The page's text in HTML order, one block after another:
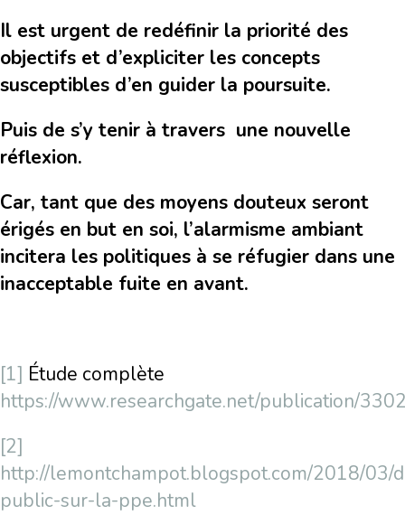
Il est urgent de redéfinir la priorité des
objectifs et d’expliciter les concepts
susceptibles d’en guider la poursuite.
Puis de s’y tenir à travers une nouvelle
réflexion.
Car, tant que des moyens douteux seront
érigés en but en soi, l’alarmisme ambiant
incitera les politiques à se réfugier dans une
inacceptable fuite en avant.
[1] Étude complète
https://www.researchgate.net/publication/
[2]
http://lemontchampot.blogspot.com/2018/03/
public-sur-la-ppe.html